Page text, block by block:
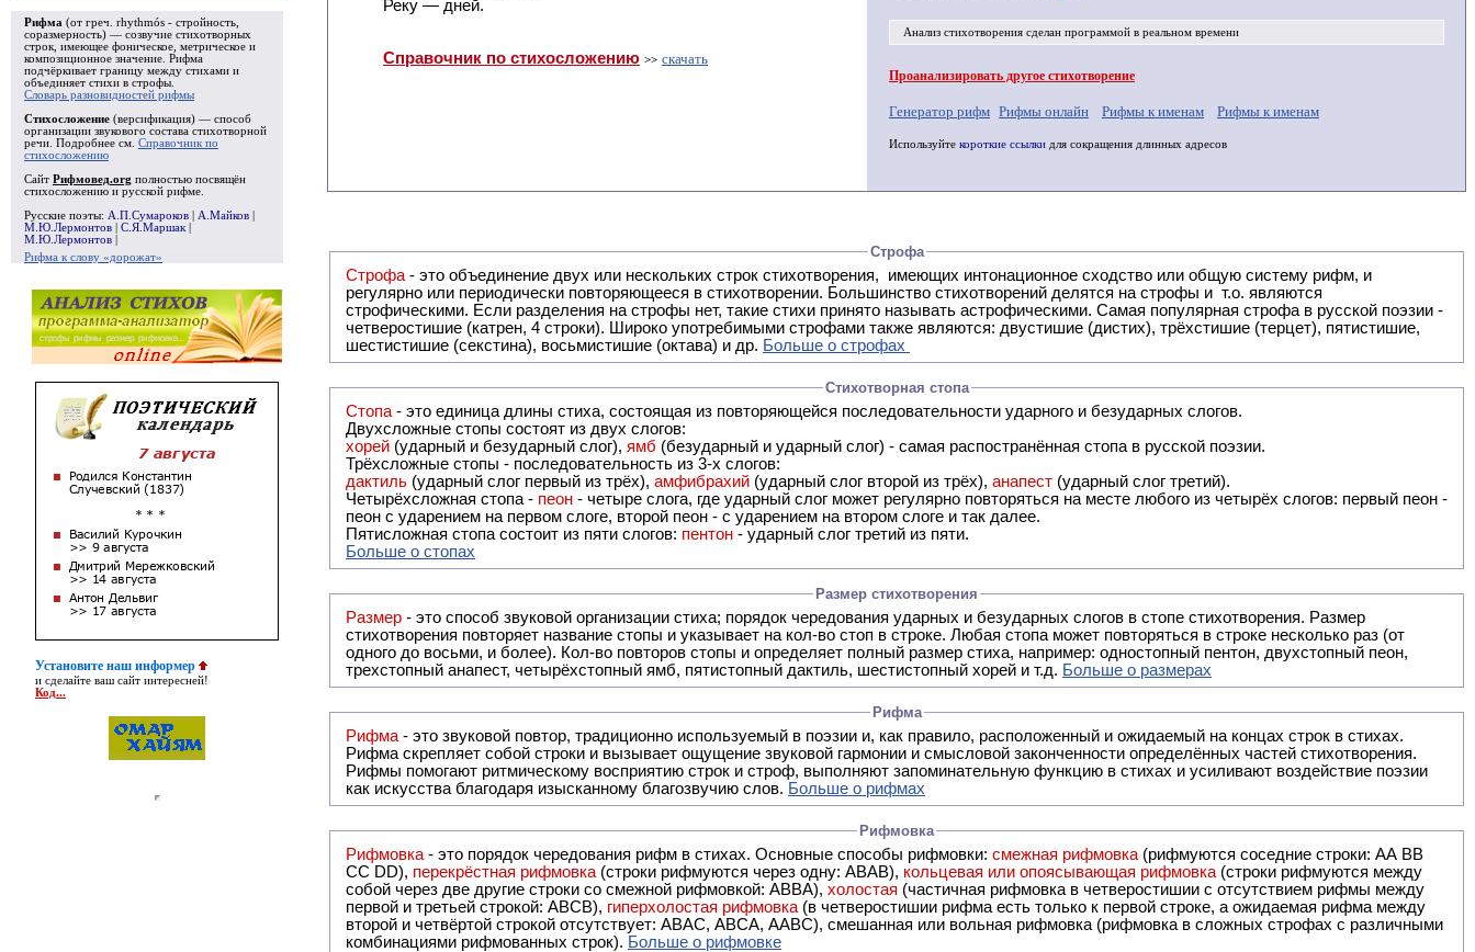
Рифма (от греч. rhythmós - стройность,
соразмерность) — созвучие стихотворных
строк, имеющее фоническое, метрическое и
композиционное значение. Рифма
подчёркивает границу между стихами и
объединяет стихи в строфы
Словарь разновидностей рифмы
Стихосложение (версификация) — способ
организации звукового состава стихотворной
речи. Подробнее см. Справочник по
стихосложению
Сайт Рифмовед.org полностью посвящён
стихосложению и русской рифме.
Русские поэты: А.П.Сумароков А.Майков
М.Ю.Лермонтов
С.Я.Маршак
М.Ю.Лермонтов
Рифма к слову «дорожат»
Установите наш информер
и сделайте ваш сайт интересней!
Код...
Реку — дней.
Справочник по стихосложению >> скачать
Анализ стихотворениясделан программой в реальном времени
Проанализировать другое стихотворение
Генератор рифм Рифмы онлайн Рифмы к именам Рифмы к именам
Используйте короткие ссылки для сокращения длинных адресов
Строфа
Строфа - это объединение двух или нескольких строк стихотворения, имеющих интонационное сходство или общую систему рифм, и
регулярно или периодически повторяющееся в стихотворении. Большинство стихотворений делятся на строфы и т.о. являются
строфическими. Если разделения на строфы нет, такие стихи принято называть астрофическими. Самая популярная строфа в русской поэзии -
четверостишие (катрен, 4 строки). Широко употребимыми строфами также являются: двустишие (дистих), трёхстишие (терцет), пятистишие,
шестистишие (секстина), восьмистишие (октава) и др. Больше о строфах
Стихотворная стопа
Стопа - это единица длины стиха, состоящая из повторяющейся последовательности ударного и безударных слогов.
Двухсложные стопы состоят из двух слогов:
хорей (ударный и безударный слог), ямб (безударный и ударный слог) - самая распостранённая стопа в русской поэзии.
Трёхсложные стопы - последовательность из 3-х слогов:
дактиль (ударный слог первый из трёх), амфибрахий (ударный слог второй из трёх), анапест (ударный слог третий).
Четырёхсложная стопа - пеон - четыре слога, где ударный слог может регулярно повторяться на месте любого из четырёх слогов: первый пеон -
пеон с ударением на первом слоге, второй пеон - с ударением на втором слоге и так далее.
Пятисложная стопа состоит из пяти слогов: пентон - ударный слог третий из пяти.
Больше о стопах
Размер стихотворения
Размер - это способ звуковой организации стиха; порядок чередования ударных и безударных слогов в стопе стихотворения. Размер
стихотворения повторяет название стопы и указывает на кол-во стоп в строке. Любая стопа может повторяться в строке несколько раз (от
одного до восьми, и более). Кол-во повторов стопы и определяет полный размер стиха, например: одностопный пентон, двухстопный пеон,
трехстопный анапест, четырёхстопный ямб, пятистопный дактиль, шестистопный хорей и т.д. Больше о размерах
Рифма
Рифма
- это звуковой повтор, традиционно используемый в поэзии и, как правило, расположенный и ожидаемый на концах строк в стихах.
Рифма скрепляет собой строки и вызывает ощущение звуковой гармонии и смысловой законченности определённых частей стихотворения.
Рифмы помогают ритмическому восприятию строк и строф, выполняют запоминательную функцию в стихах и усиливают воздействие поэзии
как искусства благодаря изысканному благозвучию слов. Больше о рифмах
Рифмовка
Рифмовка - это порядок чередования рифм в стихах. Основные способы рифмовки: смежная рифмовка (рифмуются соседние строки: AA ВВ
СС DD), перекрёстная рифмовка (строки рифмуются через одну: ABAB), кольцевая или опоясывающая рифмовка (строки рифмуются между
собой через две другие строки со смежной рифмовкой: ABBA), холостая (частичная рифмовка в четверостишии с отсутствием рифмы между
первой и третьей строкой: АBCB), гиперхолостая рифмовка (в четверостишии рифма есть только к первой строке, а ожидаемая рифма между
второй и четвёртой строкой отсутствует: ABAC, ABCA, AABC), смешанная или вольная рифмовка (рифмовка в сложных строфах с различными
комбинациями рифмованных строк). Больше о рифмовке